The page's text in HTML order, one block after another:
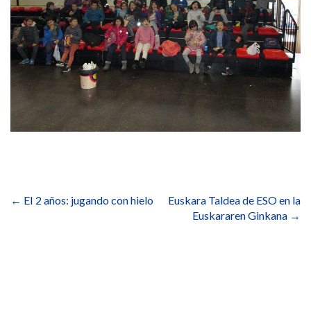
de
← EI 2 años: jugando con hielo
Euskara Taldea de ESO en la
Euskararen Ginkana →